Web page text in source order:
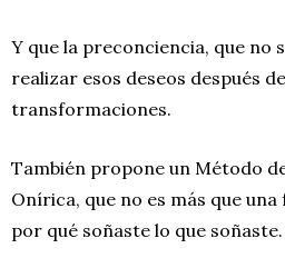
Y que la preconciencia, que no
realizar esos deseos después
transformaciones.
También propone un Método
Onírica, que no es más que
por qué soñaste lo que soñaste.